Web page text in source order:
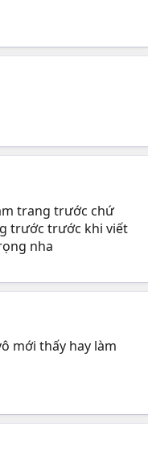
trang trước chứ
trước trước khi viết
nha
mới thấy hay làm